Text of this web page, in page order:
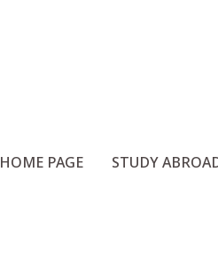
HOME PAGE STUDY
เรียนต่อนิวซีแลนด์ EP.16 – แ